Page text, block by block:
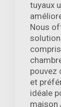
tuyaux
Nous
pouvez
et
idéale
maison